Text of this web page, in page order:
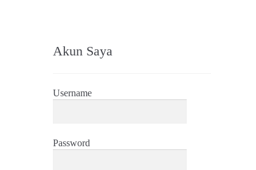
Akun Saya
Username
Password